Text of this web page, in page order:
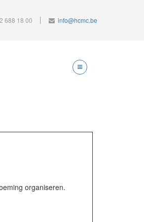
688 18 00 info@hcmc.be
organiseren.